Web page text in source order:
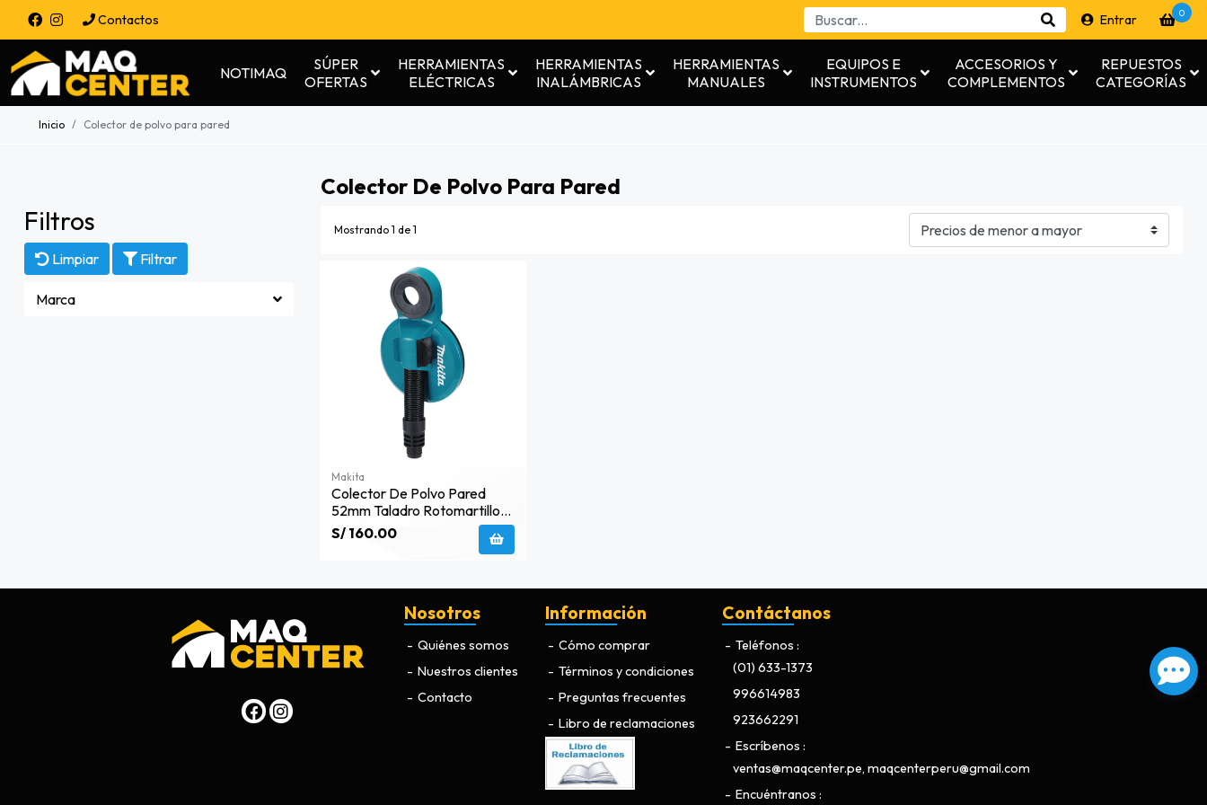
Contactos Entrar 0
NOTIMAQ
SÚPER
OFERTAS
HERRAMIENTAS
ELÉCTRICAS
HERRAMIENTAS
INALÁMBRICAS
HERRAMIENTAS
MANUALES
EQUIPOS E
INSTRUMENTOS
ACCESORIOS Y
COMPLEMENTOS
REPUESTOS
CATEGORÍAS
Inicio Colector de polvo para pared
Colector De Polvo Para Pared
Filtros
Limpiar Filtrar
Marca
Mostrando 1 de 1
Makita
Colector De Polvo Pared
52mm Taladro Rotomartillo
Makita 1914x3-8
S/ 160.00
Nosotros
Quiénes somos
Nuestros clientes
Contacto
Información
Cómo comprar
Términos y condiciones
Preguntas frecuentes
Libro de reclamaciones
Contáctanos
Teléfonos
(01) 633-1373
996614983
923662291
Escríbenos
ventas@maqcenter.pe, maqcenterperu@gmail.com
Encuéntranos